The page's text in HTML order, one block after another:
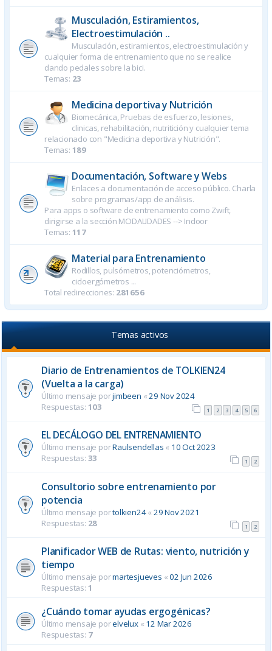
Musculación, Estiramientos,
Electroestimulación ..
Musculación, estiramientos, electroestimulación y
cualquier forma de entrenamiento que no se realice
dando pedales sobre la bici.
Temas: 23
Medicina deportiva y Nutrición
Biomecánica, Pruebas de esfuerzo, lesiones,
clinicas, rehabilitación, nutritición y cualquier tema
relacionado con "Medicina deportiva y Nutrición".
Temas: 189
Documentación, Software y Webs
Enlaces a documentación de acceso público. Charla
sobre programas/app de análisis.
Para apps o software de entrenamiento como Zwift,
dirigirse a la sección MODALIDADES --> Indoor
Temas: 117
Material para Entrenamiento
Rodillos, pulsómetros, potenciómetros,
cicloergómetros ...
Total redirecciones: 281656
Temas activos
Diario de Entrenamientos de TOLKIEN24
(Vuelta a la carga)
Último mensaje porjimbeen «29 Nov 2024
Respuestas: 103 1 2 3 4 5 6
EL DECÁLOGO DEL ENTRENAMIENTO
Último mensaje porRaulsendellas « 10 Oct 2023
Respuestas: 33 1 2
Consultorio sobre entrenamiento por
potencia
Último mensaje portolkien24« 29 Nov 2021
Respuestas: 28 1 2
Planificador WEB de Rutas: viento, nutrición y
tiempo
Último mensaje pormartesjueves «02 Jun 2026
Respuestas: 1
¿Cuándo tomar ayudas ergogénicas?
Último mensaje porelvelux« 12 Mar 2026
Respuestas: 7